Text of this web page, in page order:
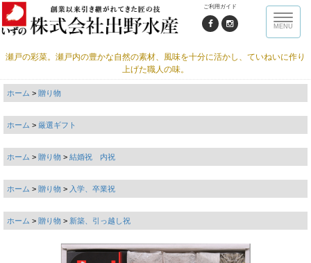
ご利用ガイド
Toggle
MENU
瀬戸の彩菜。瀬戸内の豊かな自然の素材、風味を十分に活かし、ていねいに作り
上げた職人の味。
ホーム > 贈り物
ホーム > 厳選ギフト
ホーム > 贈り物 > 結婚祝 内祝
ホーム > 贈り物 > 入学、卒業祝
ホーム > 贈り物 > 新築、引っ越し祝